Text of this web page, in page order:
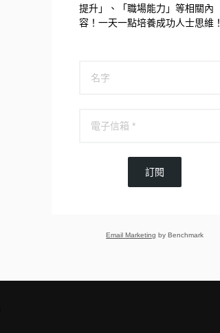
提升」、「職場能力」等相關內
容！一天一點培養成功人士思維！
訂閱
Email Marketing by Benchmark